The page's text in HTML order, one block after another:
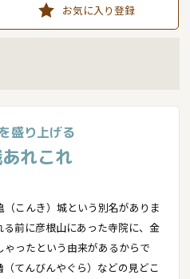
お気に入り登録
盛り上げる
れこれ
こんき）城という別名がありま
前に彦根山にあった寺院に、金
ったという由来があるからで
てんびんやぐら）などの見どこ